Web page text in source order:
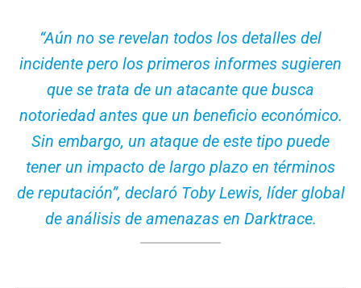
“Aún no se revelan todos los detalles del
incidente pero los primeros informes sugieren
que se trata de un atacante que busca
notoriedad antes que un beneficio económico.
Sin embargo, un ataque de este tipo puede
tener un impacto de largo plazo en términos
de reputación”, declaró Toby Lewis, líder global
de análisis de amenazas en Darktrace.